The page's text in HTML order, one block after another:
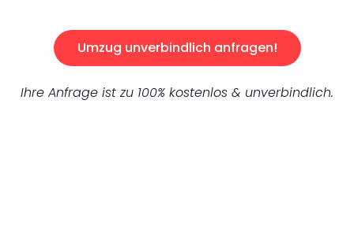
Umzug unverbindlich anfragen!
Ihre Anfrage ist zu 100% kostenlos & unverbindlich.